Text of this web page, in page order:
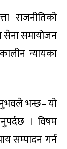
राजनीतिको
सेना समायोजन
न्यायका
भन्छ– यो
। विषम
सम्पादन गर्न